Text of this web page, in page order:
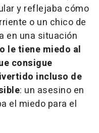
y reflejaba cómo
o un chico de
en una situación
le tiene miedo al
consigue
incluso de
: un asesino en
el miedo para el